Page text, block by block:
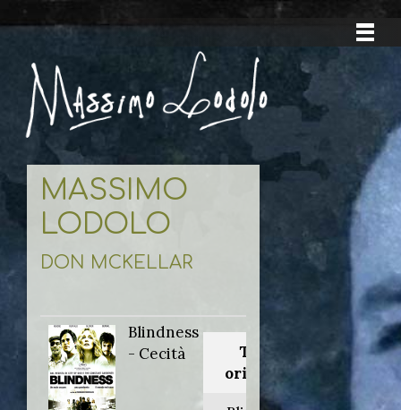
MASSIMO
LODOLO
DON MCKELLAR
Blindness
- Cecità
Titolo
originale: